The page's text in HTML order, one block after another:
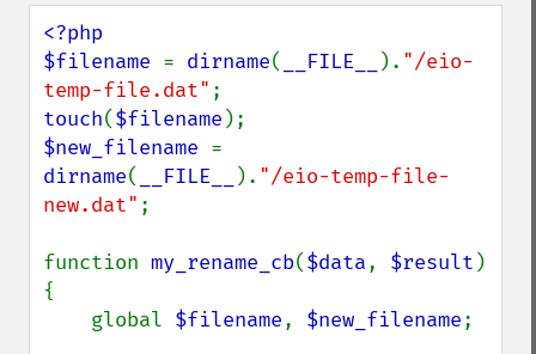
<?php
$filename = dirname( __FILE__ ). "/eio-
temp-file.dat"
touch($filename
$new_filename
dirname( __FILE__ ). "/eio-temp-file-
new.dat" ;
function my_rename_cb($data, $result )
{
    global
$filename, $new_filename;